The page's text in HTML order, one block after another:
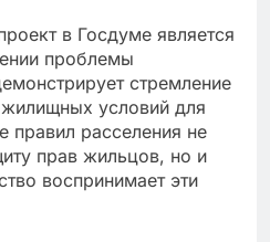
в Госдуме является
проблемы
стремление
условий для
правил расселения не
прав жильцов, но и
воспринимает эти